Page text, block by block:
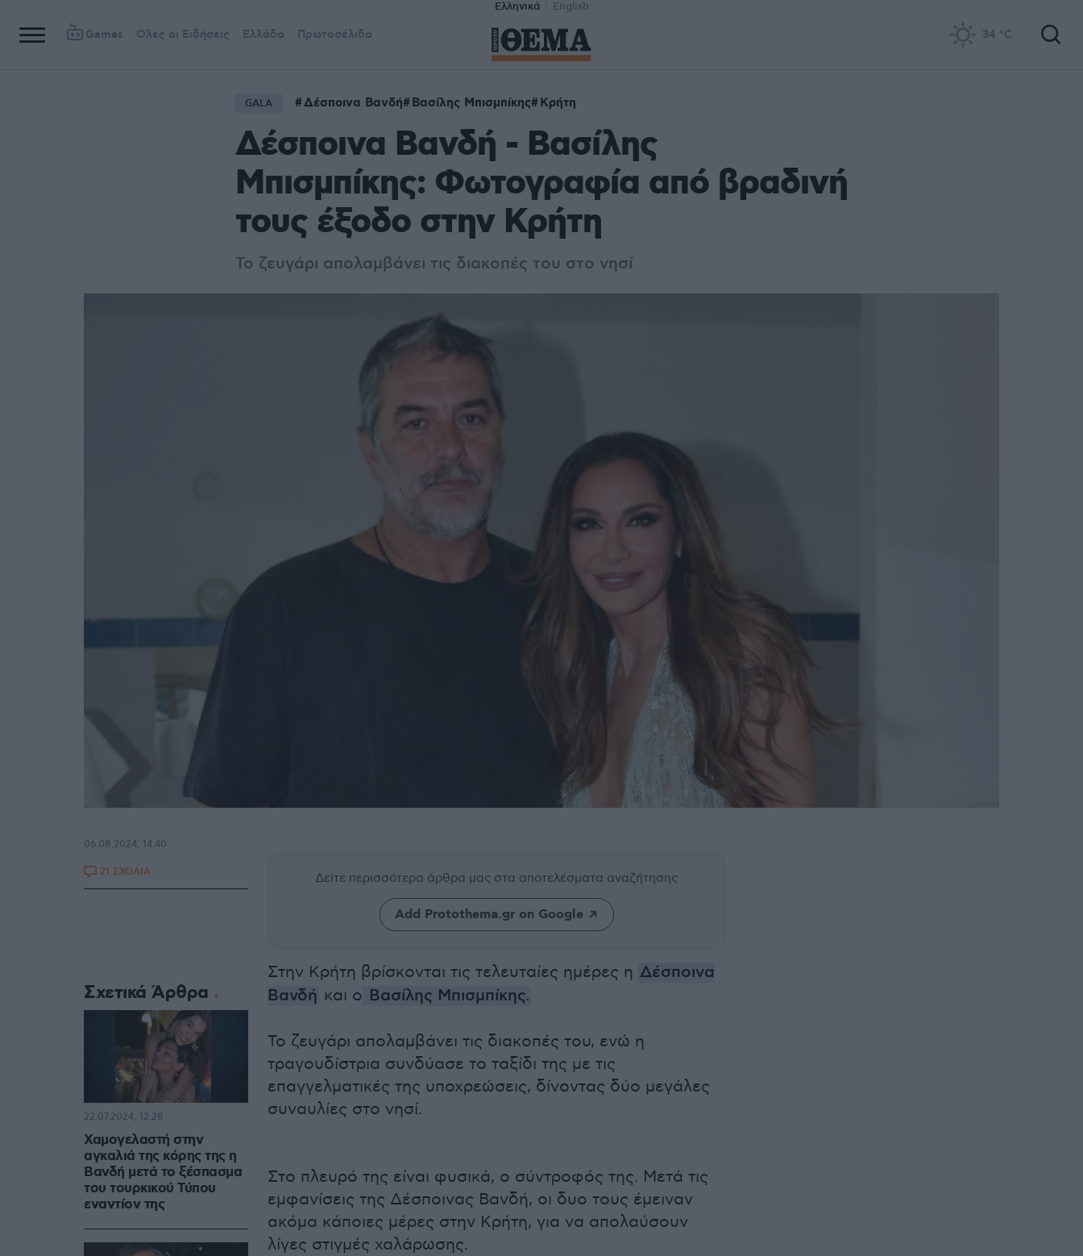
Ελληνικά English
Games Όλες οι Ειδήσεις Ελλάδα Πρωτοσέλιδα 34 °C
GALA Δέσποινα Βανδή Βασίλης Μπισμπίκης Κρήτη
Δέσποινα Βανδή - Βασίλης
Μπισμπίκης: Φωτογραφία από βραδινή
τους έξοδο στην Κρήτη
Το ζευγάρι απολαμβάνει τις διακοπές του στο νησί
Δείτε περισσότερα άρθρα μας στα αποτελέσματα αναζήτησης
Add Protothema.gr on Google
Στην Κρήτη βρίσκονται τις τελευταίες ημέρες η Δέσποινα
Βανδή και ο Βασίλης Μπισμπίκης.
Το ζευγάρι απολαμβάνει τις διακοπές του, ενώ η
τραγουδίστρια συνδύασε το ταξίδι της με τις
επαγγελματικές της υποχρεώσεις, δίνοντας δύο μεγάλες
συναυλίες στο νησί.
Στο πλευρό της είναι φυσικά, ο σύντροφός της. Μετά τις
εμφανίσεις της Δέσποινας Βανδή, οι δυο τους έμειναν
ακόμα κάποιες μέρες στην Κρήτη, για να απολαύσουν
λίγες στιγμές χαλάρωσης.
06.08.2024, 14:40
21 ΣΧΟΛΙΑ
Σχετικά Άρθρα
Χαμογελαστή στην
αγκαλιά της κόρης της η
Βανδή μετά το ξέσπασμα
του τουρκικού Τύπου
εναντίον της
22.07.2024, 12:28